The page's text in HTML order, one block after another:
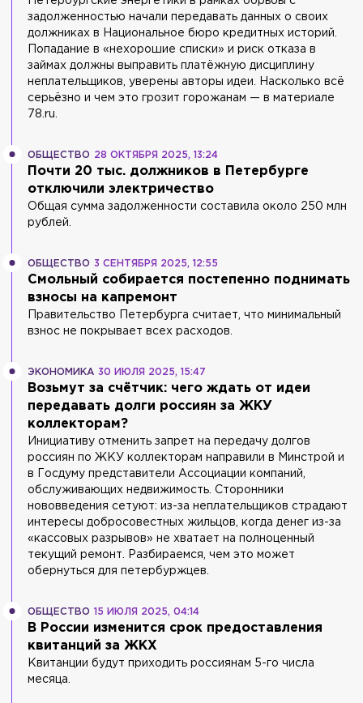
задолженностью начали передавать данных о своих
должниках в Национальное бюро кредитных историй.
Попадание в «нехорошие списки» и риск отказа в
займах должны выправить платёжную дисциплину
неплательщиков, уверены авторы идеи. Насколько всё
серьёзно и чем это грозит горожанам — в материале
78.ru.
ОБЩЕСТВО 28 ОКТЯБРЯ 2025, 13:24
Почти 20 тыс. должников в Петербурге
отключили электричество
Общая сумма задолженности составила около 250 млн
рублей.
ОБЩЕСТВО 3 СЕНТЯБРЯ 2025, 12:55
Смольный собирается постепенно поднимать
взносы на капремонт
Правительство Петербурга считает, что минимальный
взнос не покрывает всех расходов.
ЭКОНОМИКА 30 ИЮЛЯ 2025, 15:47
Возьмут за счётчик: чего ждать от идеи
передавать долги россиян за ЖКУ
коллекторам?
Инициативу отменить запрет на передачу долгов
россиян по ЖКУ коллекторам направили в Минстрой и
в Госдуму представители Ассоциации компаний,
обслуживающих недвижимость. Сторонники
нововведения сетуют: из-за неплательщиков страдают
интересы добросовестных жильцов, когда денег из-за
«кассовых разрывов» не хватает на полноценный
текущий ремонт. Разбираемся, чем это может
обернуться для петербуржцев.
ОБЩЕСТВО 15 ИЮЛЯ 2025, 04:14
В России изменится срок предоставления
квитанций за ЖКХ
Квитанции будут приходить россиянам 5-го числа
месяца.